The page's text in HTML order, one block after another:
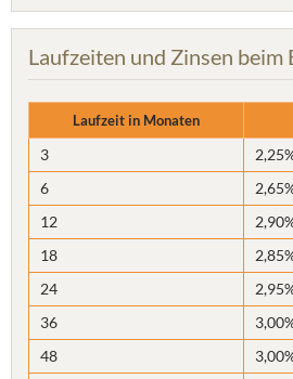
Laufzeiten und Zinsen beim
Laufzeit in Monaten
3
6
12
18
24
36
48